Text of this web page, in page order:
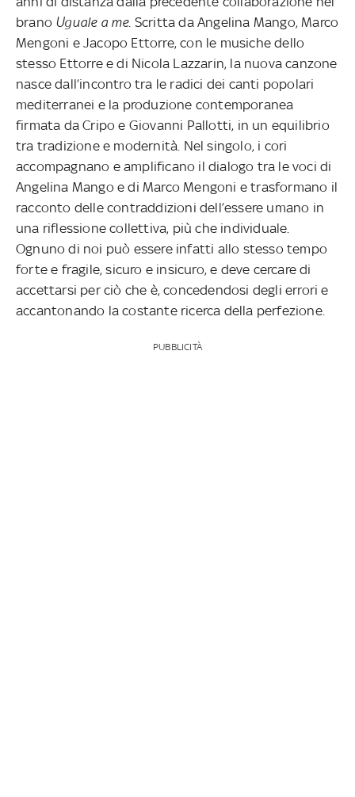
brano Uguale a me. Scritta da Angelina Mango, Marco
Mengoni e Jacopo Ettorre, con le musiche dello
stesso Ettorre e di Nicola Lazzarin, la nuova canzone
nasce dall’incontro tra le radici dei canti popolari
mediterranei e la produzione contemporanea
firmata da Cripo e Giovanni Pallotti, in un equilibrio
tra tradizione e modernità. Nel singolo, i cori
accompagnano e amplificano il dialogo tra le voci di
Angelina Mango e di Marco Mengoni e trasformano il
racconto delle contraddizioni dell’essere umano in
una riflessione collettiva, più che individuale.
Ognuno di noi può essere infatti allo stesso tempo
forte e fragile, sicuro e insicuro, e deve cercare di
accettarsi per ciò che è, concedendosi degli errori e
accantonando la costante ricerca della perfezione.
PUBBLICITÀ